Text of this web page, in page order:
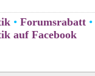
• Forumsrabatt •
auf Facebook